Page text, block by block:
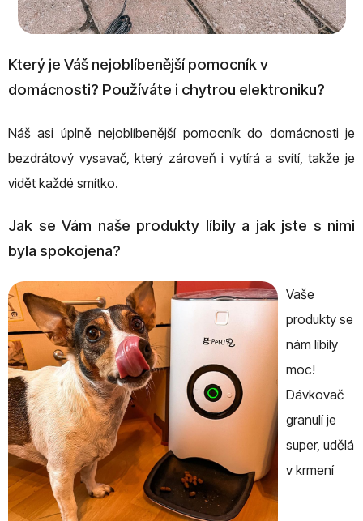
Který je Váš nejoblíbenější pomocník v
domácnosti? Používáte i chytrou elektroniku?
Náš asi úplně nejoblíbenější pomocník do domácnosti je
bezdrátový vysavač, který zároveň i vytírá a svítí, takže je
vidět každé smítko.
Jak se Vám naše produkty líbily a jak jste s nimi
byla spokojena?
Vaše
produkty se
nám líbily
moc!
Dávkovač
granulí je
super, udělá
v krmení